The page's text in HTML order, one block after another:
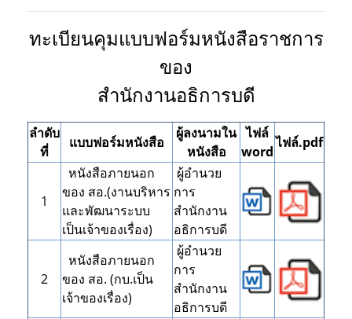
ทะเบียนคุมแบบฟอร์มหนังสือราชการ
ของ
สำนักงานอธิการบดี
ลำดับ
ที่
แบบฟอร์มหนังสือ
ผู้ลงนามใน
หนังสือ
ไฟล์
word
ไฟล์.pdf
1
หนังสือภายนอก
ของ สอ.(งานบริหาร
และพัฒนาระบบ
เป็นเจ้าของเรื่อง)
ผู้อำนวย
การ
สำนักงาน
อธิการบดี
2
หนังสือภายนอก
ของ สอ. (กบ.เป็น
เจ้าของเรื่อง)
ผู้อำนวย
การ
สำนักงาน
อธิการบดี